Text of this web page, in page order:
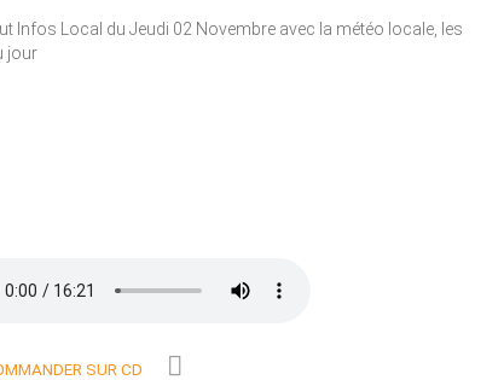
Infos Local du Jeudi 02 Novembre avec la météo locale, les
jour
SUR CD